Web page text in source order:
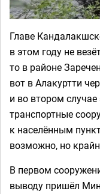
Главе
в этом году не
то в районе
вот в Алакуртти
и во втором
транспортные
к населённым
возможно, но
В первом
выводу пришёл